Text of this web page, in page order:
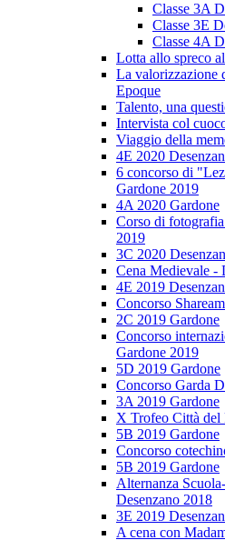
Classe 3A
Classe 3E
Classe 4A
Lotta allo spreco
La valorizzazione
Epoque
Talento, una
Intervista col
Viaggio della
4E 2020
6 concorso di
Gardone 2019
4A 2020 Gardone
Corso di
2019
3C 2020
Cena Medievale -
4E 2019
Concorso
2C 2019 Gardone
Concorso
Gardone 2019
5D 2019 Gardone
Concorso Garda
3A 2019 Gardone
X Trofeo Città del
5B 2019 Gardone
Concorso
5B 2019 Gardone
Alternanza
Desenzano 2018
3E 2019
A cena con